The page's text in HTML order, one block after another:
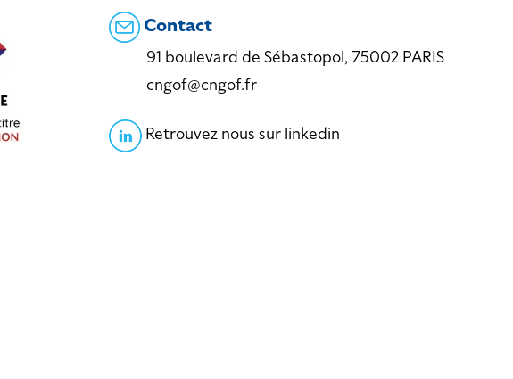
Contact
91 boulevard de Sébastopol, 75002 PARIS
cngof@cngof.fr
Retrouvez nous sur linkedin